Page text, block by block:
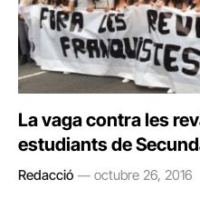
La vaga contra les
estudiants de
Redacció octubre 26, 2016